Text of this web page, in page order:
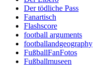
Der tödliche Pass
Fanartisch
Flashscore
football arguments
footballandgeography
FußballFanFotos
Fußballmuseen